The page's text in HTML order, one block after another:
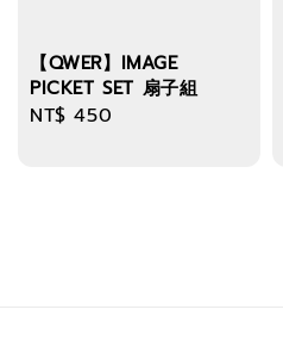
【QWER】IMAGE
PICKET SET 扇子組
Regular
NT$ 450